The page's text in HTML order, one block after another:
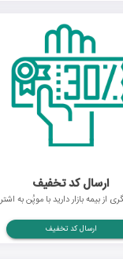
ارسال کد تخفیف
از بیمه بازار دارید با موپُن به
ارسال کد تخفیف